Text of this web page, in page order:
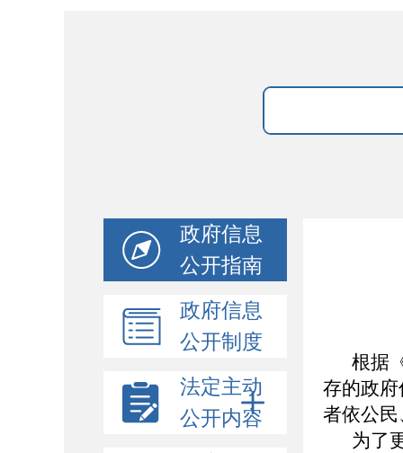
政府信息
公开指南
政府信息
公开制度
法定主动
公开内容
根据
存的政
者依公
为了